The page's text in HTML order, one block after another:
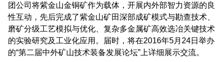
团公司将紫金山金铜矿作为载体，开展内外部智力资源的良
性互动，先后完成了紫金山矿田深部成矿模式与勘查技术、
磨矿分级工艺模拟与优化、复杂多金属矿高效选冶关键技术
的实验研究及工业化应用。届时，将在2016年5月24日举办
的“第二届中外矿山技术装备发展论坛”上详细展示交流。